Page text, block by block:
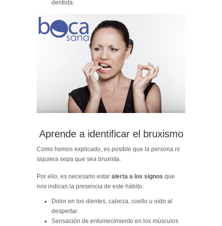
dentista.
Aprende a identificar el bruxismo
Como hemos explicado, es posible que la persona ni
siquiera sepa que sea bruxista.
Por ello, es necesario estar alerta a los signos que
nos indican la presencia de este hábito:
Dolor en los dientes, cabeza, cuello u oído al
despertar.
Sensación de entumecimiento en los músculos